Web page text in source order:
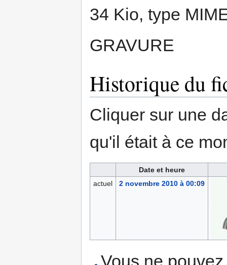
34 Kio, type
GRAVURE
Historique du
Cliquer sur une
qu'il était à ce
Date et heure
actuel
2 novembre 2010 à 00:09
Vous ne